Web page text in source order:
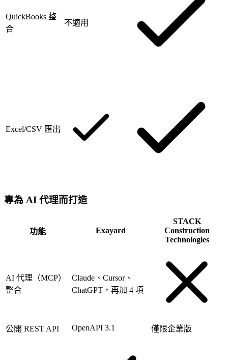
QuickBooks 整
合
不適用
Excel/CSV 匯出
專為 AI 代理而打造
功能 Exayard
STACK
Construction
Technologies
AI 代理（MCP）
整合
Claude、Cursor、
ChatGPT，再加 4 項
公開 REST API OpenAPI 3.1 僅限企業版